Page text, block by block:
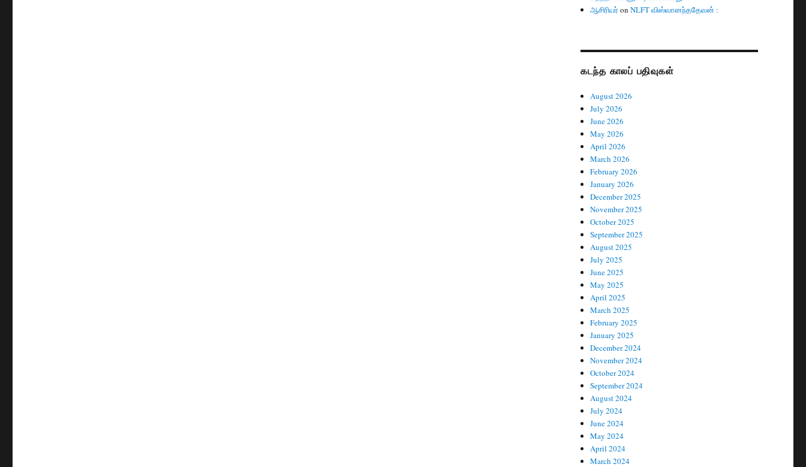
ஆசிரியர் onNLFT விஸ்வானந்ததேவன் :
கடந்த காலப் பதிவுகள்
August 2026
July 2026
June 2026
May 2026
April 2026
March 2026
February 2026
January 2026
December 2025
November 2025
October 2025
September 2025
August 2025
July 2025
June 2025
May 2025
April 2025
March 2025
February 2025
January 2025
December 2024
November 2024
October 2024
September 2024
August 2024
July 2024
June 2024
May 2024
April 2024
March 2024